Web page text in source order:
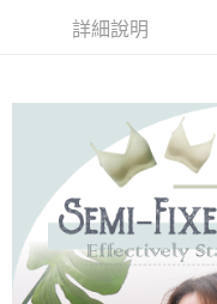
２．訂單成立數日內，您將
購買商品的店家。未經商家
後付繳納相關費用。
※ 交易是否成功請以「
是否繳費成功／繳費後需取
客戶支援中心」https://
【注意事項】
１．透過由恩沛科技股份有
易，需依本服務之必要範圍
每筆NT$60，滿NT$490(
每筆NT$60，滿NT$490(
付款後7-11取貨
每筆NT$60，滿NT$490(
宅配
每筆NT$80，滿NT$490(
詳細說明